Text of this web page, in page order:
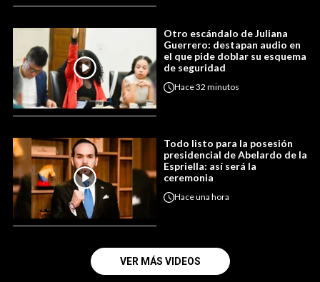
Otro escándalo de Juliana
Guerrero: destapan audio en
el que pide doblar su esquema
de seguridad
Hace32 minutos
Todo listo para la posesión
presidencial de Abelardo de la
Espriella: así será la
ceremonia
Haceuna hora
VER MÁS VIDEOS